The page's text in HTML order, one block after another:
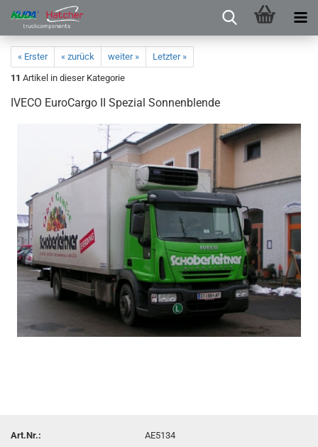
« Erster « zurück weiter »
Letzter »
11 Artikel in dieser Kategorie
IVECO EuroCargo II Spezial Sonnenblende
Art.Nr.:
AE5134